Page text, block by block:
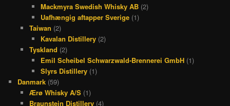
Mackmyra Swedish Whisky AB (2)
Uafhængig aftapper Sverige (1)
Taiwan (2)
Kavalan Distillery (2)
Tyskland (2)
Emil Scheibel Schwarzwald-Brennerei GmbH (1)
Slyrs Distillery (1)
Danmark (59)
Ærø Whisky A/S(1)
Braunstein Distillery(4)